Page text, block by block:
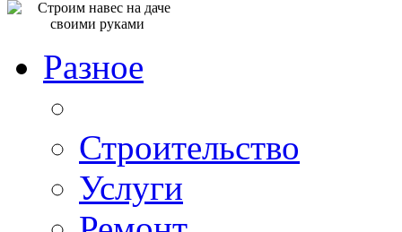
Разное
Строительство
Услуги